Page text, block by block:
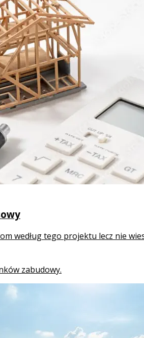
według tego projektu lecz nie
zabudowy.